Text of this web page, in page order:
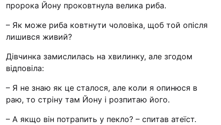
“#Усинови_ТИ”
Законодавство
(096) 749 79 80
procopecj@gmail.com
пророка Йону проковтнула велика риба.
– Як може риба ковтнути чоловіка, щоб той опісля
лишився живий?
Дівчинка замислилась на хвилинку, але згодом
відповіла:
– Я не знаю як це сталося, але коли я опинюся в
раю, то стріну там Йону і розпитаю його.
– А якщо він потрапить у пекло? – спитав атеїст.